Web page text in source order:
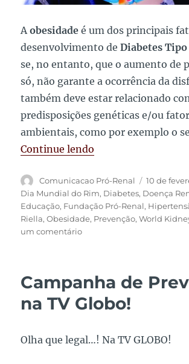
Aobesidade é um dos principais
desenvolvimento deDiabetes Tipo
se, no entanto, que o aumento de
só, não garante a ocorrência da
também deve estar relacionado
predisposições genéticas e/ou
ambientais, como por exemplo o
Continue lendo
Autor
Comunicacao Pró-Renal
Publicado
em
10 de
Dia Mundial do Rim, Diabetes, Doença
Educação, Fundação Pró-Renal,
Riella,Obesidade, Prevenção,World
um comentárioem
X
Renal
Campanha de
na TV Globo!
Olha que legal…! Na TV GLOBO!